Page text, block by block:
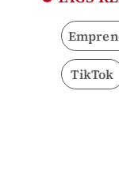
TikTok